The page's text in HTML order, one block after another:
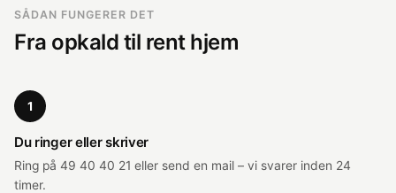
SÅDAN FUNGERER DET
Fra opkald til rent hjem
1
Du ringer eller skriver
Ring på 49 40 40 21 eller send en mail – vi svarer inden 24
timer.